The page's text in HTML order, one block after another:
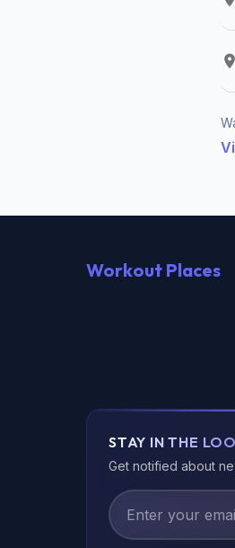
Workout Places
STAY IN THE
Get notified about